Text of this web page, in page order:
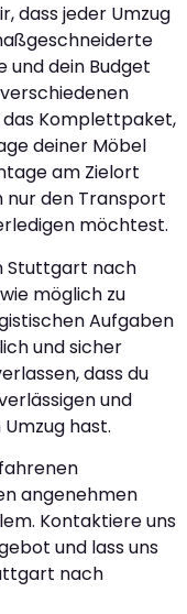
dass jeder Umzug
und dein Budget
Komplettpaket,
deiner Möbel
am Zielort
nur den Transport
möchtest.
Stuttgart nach
möglich zu
Aufgaben
und sicher
dass du
und
hast.
angenehmen
Kontaktiere uns
und lass uns
nach